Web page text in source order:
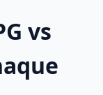
vs